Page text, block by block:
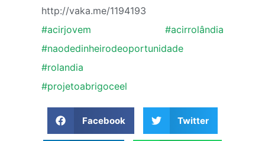
http://vaka.me/1194193
#acirjovem
#acirrolândia
#naodedinheirodeoportunidade
#rolandia
#projetoabrigoceel
Facebook Twitter